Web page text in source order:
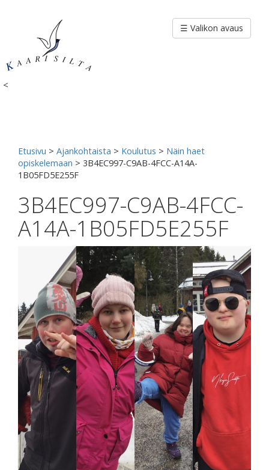
<
☰ Valikon avaus
Etusivu > Ajankohtaista > Koulutus > Näin haet
opiskelemaan > 3B4EC997-C9AB-4FCC-A14A-
1B05FD5E255F
3B4EC997-C9AB-4FCC-
A14A-1B05FD5E255F